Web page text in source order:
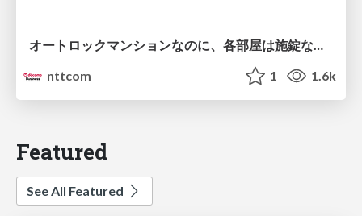
nttcom
1 1.6k
Featured
See All Featured